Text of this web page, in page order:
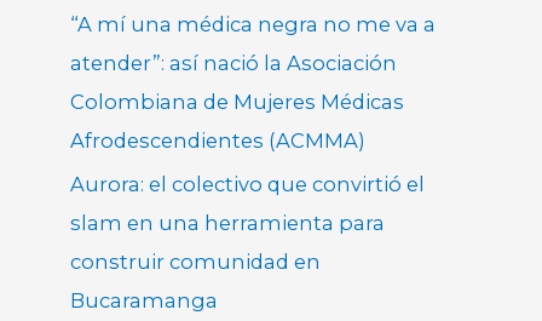
“A mí una médica negra no me va a
atender”: así nació la Asociación
Colombiana de Mujeres Médicas
Afrodescendientes (ACMMA)
Aurora: el colectivo que convirtió el
slam en una herramienta para
construir comunidad en
Bucaramanga